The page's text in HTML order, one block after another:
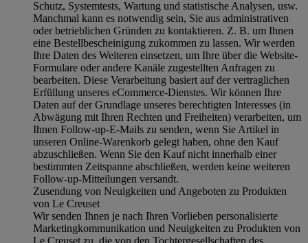
Schutz, Systemtests, Wartung und statistische Analysen, usw.
Manchmal kann es notwendig sein, Sie aus administrativen
oder betrieblichen Gründen zu kontaktieren. Z. B. um Ihnen
eine Bestellbescheinigung zukommen zu lassen. Wir werden
Ihre Daten des Weiteren einsetzen, um Ihre über die Website-
Formulare oder andere Kanäle zugestellten Anfragen zu
bearbeiten. Diese Verarbeitung basiert auf der vertraglichen
Erfüllung unseres eCommerce-Dienstes. Wir können Ihre
Daten auf der Grundlage unseres berechtigten Interesses (in
Abwägung mit Ihren Rechten und Freiheiten) verarbeiten, um
Ihnen Follow-up-E-Mails zu senden, wenn Sie Artikel in
unseren Online-Warenkorb gelegt haben, ohne den Kauf
abzuschließen. Wenn Sie den Kauf nicht innerhalb einer
bestimmten Zeitspanne abschließen, werden keine weiteren
Follow-up-Mitteilungen versandt.
Zusendung von Neuigkeiten und Angeboten zu Produkten
von Le Creuset
Wir senden Ihnen je nach Ihren Vorlieben personalisierte
Marketingkommunikation und Neuigkeiten zu Produkten von
Le Creuset zu, die von den Tochtergesellschaften des